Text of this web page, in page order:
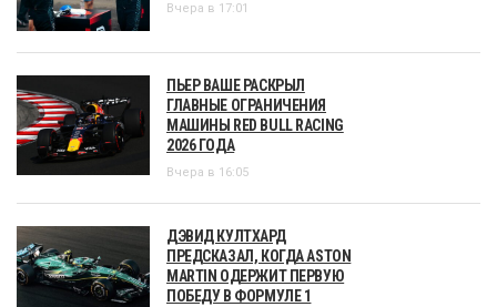
Вчера в 17:01
ПЬЕР ВАШЕ РАСКРЫЛ
ГЛАВНЫЕ ОГРАНИЧЕНИЯ
МАШИНЫ RED BULL RACING
2026 ГОДА
Вчера в 16:05
ДЭВИД КУЛТХАРД
ПРЕДСКАЗАЛ, КОГДА ASTON
MARTIN ОДЕРЖИТ ПЕРВУЮ
ПОБЕДУ В ФОРМУЛЕ 1